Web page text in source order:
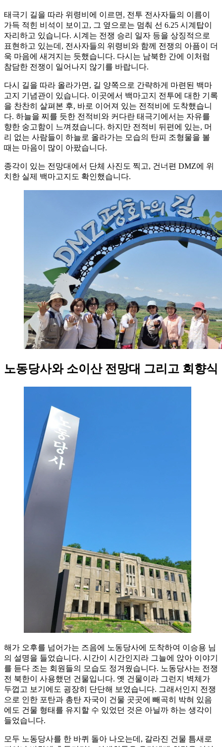
태극기 길을 따라 위령비에 이르면, 전투 전사자들의 이름이
가득 적힌 비석이 보이고, 그 옆으로는 멈춰 선 6.25 시계탑이
자리하고 있습니다. 시계는 전쟁 승리 일자 등을 상징적으로
표현하고 있는데, 전사자들의 위령비와 함께 전쟁의 아픔이 더
욱 마음에 새겨지는 듯했습니다. 다시는 남북한 간에 이처럼
참담한 전쟁이 일어나지 않기를 바랍니다.
다시 길을 따라 올라가면, 길 양쪽으로 간략하게 마련된 백마
고지 기념관이 있습니다. 이곳에서 백마고지 전투에 대한 기록
을 찬찬히 살펴본 후, 바로 이어져 있는 전적비에 도착했습니
다. 하늘을 찌를 듯한 전적비와 커다란 태극기에서는 자유를
향한 숭고함이 느껴졌습니다. 하지만 전적비 뒤편에 있는, 머
리 없는 사람들이 하늘로 올라가는 모습의 탄피 조형물을 볼
때는 마음이 많이 아팠습니다.
종각이 있는 전망대에서 단체 사진도 찍고, 건너편 DMZ에 위
치한 실제 백마고지도 확인했습니다.
노동당사와 소이산 전망대 그리고 회향식
해가 오후를 넘어가는 즈음에 노동당사에 도착하여 이승용 님
의 설명을 들었습니다. 시간이 시간인지라 그늘에 앉아 이야기
를 듣다 조는 회원들의 모습도 정겨웠습니다. 노동당사는 전쟁
전 북한이 사용했던 건물입니다. 옛 건물이라 그런지 벽체가
두껍고 보기에도 굉장히 단단해 보였습니다. 그래서인지 전쟁
으로 인한 포탄과 총탄 자국이 건물 곳곳에 빼곡히 박혀 있음
에도 건물 형태를 유지할 수 있었던 것은 아닐까 하는 생각이
들었습니다.
모두 노동당사를 한 바퀴 돌아 나오는데, 갈라진 건물 틈새로